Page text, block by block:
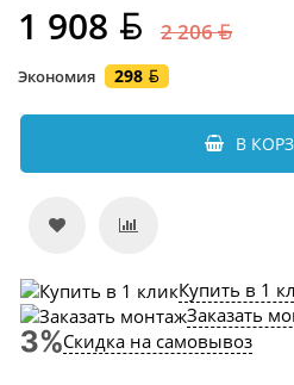
1 908 2 206
Экономия 298
В
Купить в 1
Заказать
Скидка на самовывоз